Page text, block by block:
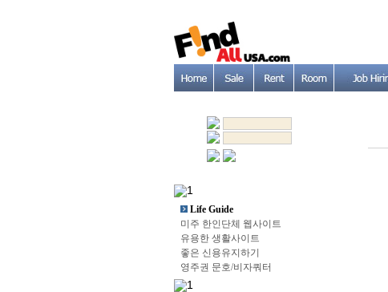
Life Guide
미주 한인단체 웹사이트
유용한 생활사이트
좋은 신용유지하기
영주권 문호/비자쿼터